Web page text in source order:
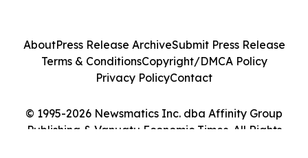
© 1995-2026 Newsmatics Inc. dba Affinity Group
Publishing & Vanuatu Economic Times. All Rights
AboutPress Release ArchiveSubmit Press Release
Terms & ConditionsCopyright/DMCA Policy
Privacy PolicyContact